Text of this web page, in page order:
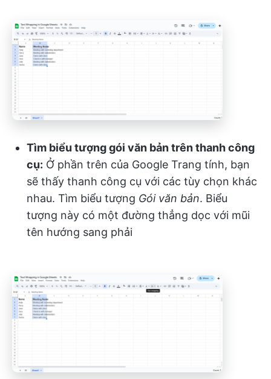
Tìm biểu tượng gói văn bản trên thanh công
cụ: Ở phần trên của Google Trang tính, bạn
sẽ thấy thanh công cụ với các tùy chọn khác
nhau. Tìm biểu tượng Gói văn bản. Biểu
tượng này có một đường thẳng dọc với mũi
tên hướng sang phải